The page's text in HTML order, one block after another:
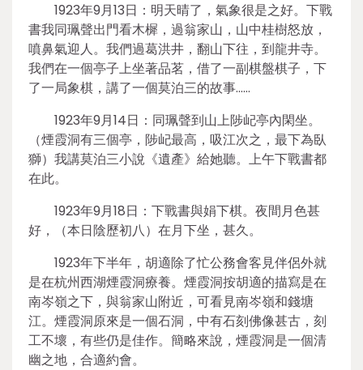
1923年9月13日：明天晴了，氣象很是之好。下戰
書我同珮聲出門看木樨，過翁家山，山中桂樹怒放，
噴鼻氣迎人。我們過葛洪井，翻山下往，到龍井寺。
我們在一個亭子上坐著品茗，借了一副棋盤棋子，下
了一局象棋，講了一個莫泊三的故事……
1923年9月14日：同珮聲到山上陟屺亭內閑坐。
（煙霞洞有三個亭，陟屺最高，吸江次之，最下為臥
獅）我講莫泊三小說《遺產》給她聽。上午下戰書都
在此。
1923年9月18日：下戰書與娟下棋。夜間月色甚
好，（本日陰歷初八）在月下坐，甚久。
1923年下半年，胡適除了忙公務會客見伴侶外就
是在杭州西湖煙霞洞療養。煙霞洞按胡適的描寫是在
南岑嶺之下，與翁家山附近，可看見南岑嶺和錢塘
江。煙霞洞原來是一個石洞，中有石刻佛像甚古，刻
工不壞，有些仍是佳作。簡略來說，煙霞洞是一個清
幽之地，合適約會。